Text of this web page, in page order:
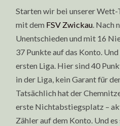
Starten wir bei unserer Wett-
mit dem FSV Zwickau. Nach
Unentschieden und mit 16
37 Punkte auf das Konto.
ersten Liga. Hier sind 40
in der Liga, kein Garant für
Tatsächlich hat der
erste Nichtabstiegsplatz –
Zähler auf dem Konto. Und